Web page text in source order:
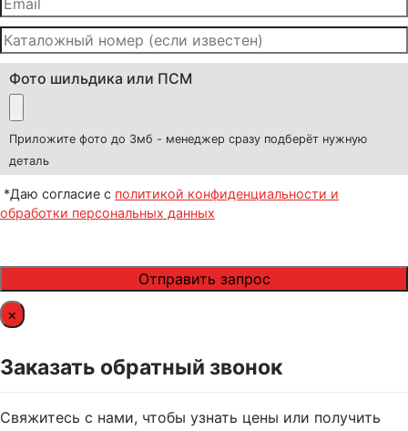
Фото шильдика или ПСМ
Приложите фото до 3мб - менеджер сразу подберёт нужную
деталь
*Даю согласие с политикой конфиденциальности и
обработки персональных данных
×
Заказать обратный звонок
Свяжитесь с нами, чтобы узнать цены или получить